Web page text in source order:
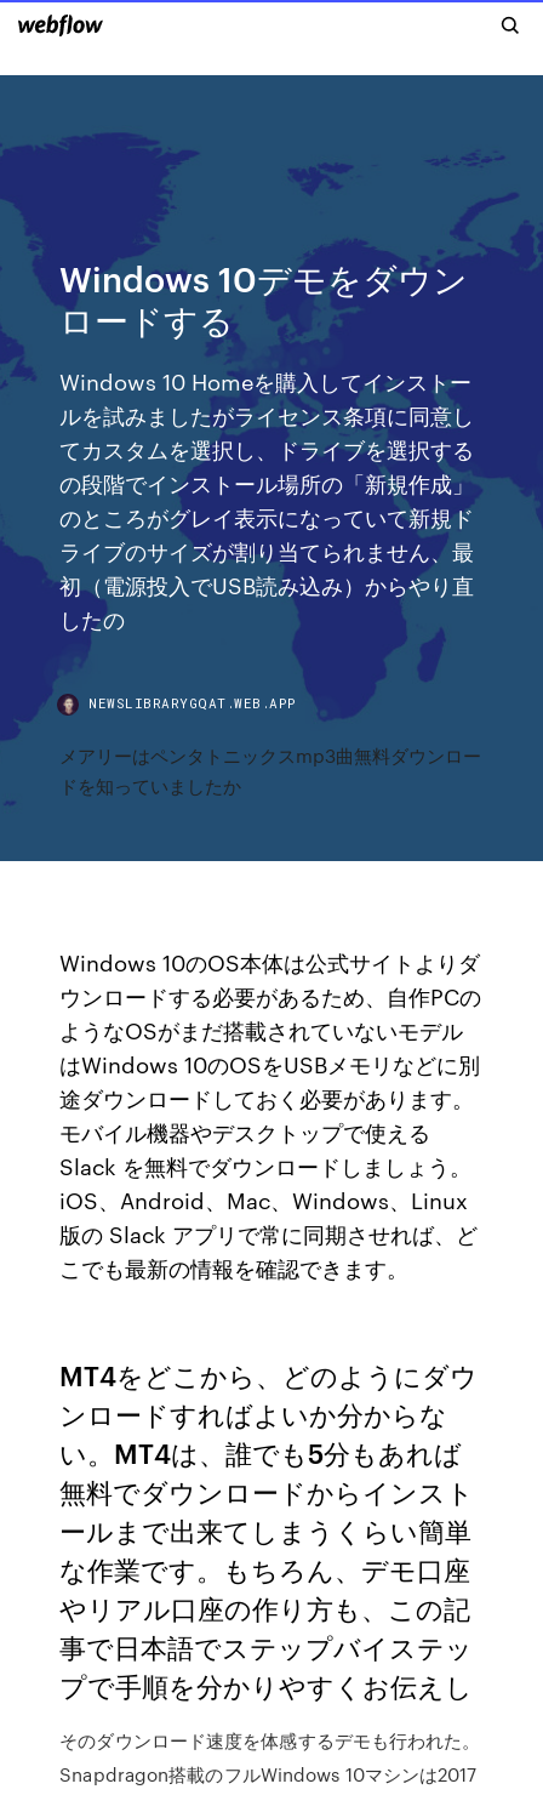
Windows 10デモをダウン
ロードする
Windows 10 Homeを購入してインストー
ルを試みましたがライセンス条項に同意し
てカスタムを選択し、ドライブを選択する
の段階でインストール場所の「新規作成」
のところがグレイ表示になっていて新規ド
ライブのサイズが割り当てられません、最
初（電源投入でUSB読み込み）からやり直
したの
NEWSLIBRARYGQAT.WEB.APP
メアリーはペンタトニックスmp3曲無料ダウンロー
ドを知っていましたか
Windows 10のOS本体は公式サイトよりダ
ウンロードする必要があるため、自作PCの
ようなOSがまだ搭載されていないモデル
はWindows 10のOSをUSBメモリなどに別
途ダウンロードしておく必要があります。
モバイル機器やデスクトップで使える
Slack を無料でダウンロードしましょう。
iOS、Android、Mac、Windows、Linux
版の Slack アプリで常に同期させれば、ど
こでも最新の情報を確認できます。
MT4をどこから、どのようにダウ
ンロードすればよいか分からな
い。MT4は、誰でも5分もあれば
無料でダウンロードからインスト
ールまで出来てしまうくらい簡単
な作業です。もちろん、デモ口座
やリアル口座の作り方も、この記
事で日本語でステップバイステッ
プで手順を分かりやすくお伝えし
そのダウンロード速度を体感するデモも行われた。
Snapdragon搭載のフルWindows 10マシンは2017